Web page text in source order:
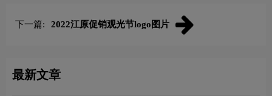
下一篇: 2022江原促销观光节logo图片
最新文章